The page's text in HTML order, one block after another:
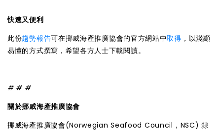
快速又便利
此份趨勢報告可在挪威海產推廣協會的官方網站中取得 ，以淺顯
易懂的方式撰寫，希望各方人士下載閱讀。
# # #
關於挪威海產推廣協會
挪威海產推廣協會(Norwegian Seafood Council，NSC) 隸